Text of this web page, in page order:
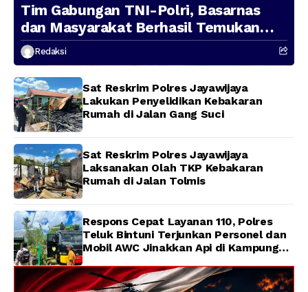
Tim Gabungan TNI-Polri, Basarnas
dan Masyarakat Berhasil Temukan
Presenter TVRI Papua Barat yang
Hilang di Sungai Memti
Redaksi
Sat Reskrim Polres Jayawijaya
Lakukan Penyelidikan Kebakaran
Rumah di Jalan Gang Suci
Sat Reskrim Polres Jayawijaya
Laksanakan Olah TKP Kebakaran
Rumah di Jalan Tolmis
Respons Cepat Layanan 110, Polres
Teluk Bintuni Terjunkan Personel dan
Mobil AWC Jinakkan Api di Kampung